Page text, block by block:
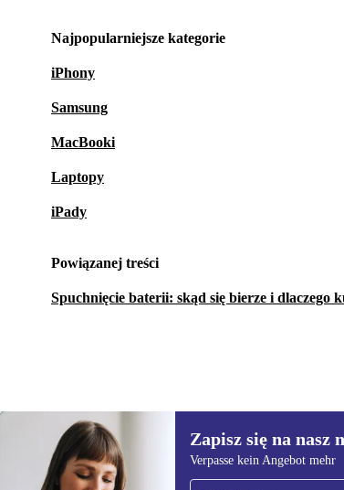
Najpopularniejsze kategorie
iPhony
Samsung
MacBooki
Laptopy
iPady
Powiązanej treści
Spuchnięcie baterii: skąd się bierze i dlaczego
1 907,65 zł (-53%)
Zapisz się na nasz
Verpasse kein Angebot mehr
Zapisz się na nasz